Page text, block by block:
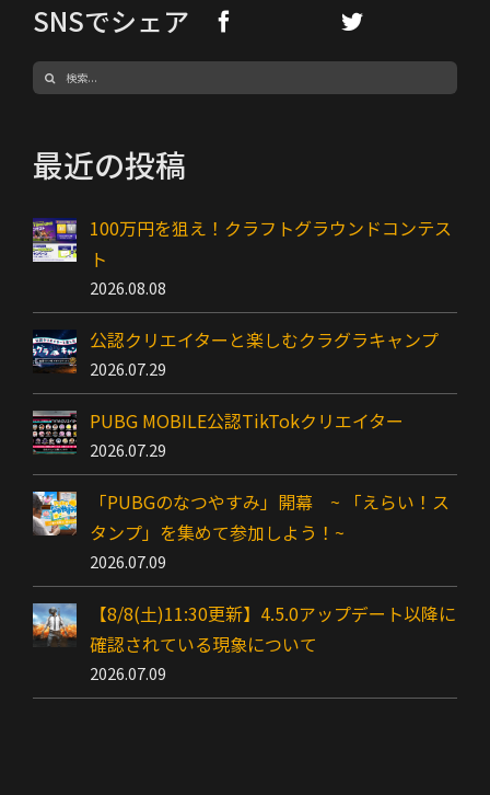
SNSでシェア
検
最近の投稿
100万円を狙え！クラフトグラウンドコンテス
ト
2026.08.08
公認クリエイターと楽しむクラグラキャンプ
2026.07.29
PUBG MOBILE公認TikTokクリエイター
2026.07.29
「PUBGのなつやすみ」開幕 ~ 「えらい！ス
タンプ」を集めて参加しよう！~
2026.07.09
【8/8(土)11:30更新】4.5.0アップデート以降に
確認されている現象について
2026.07.09